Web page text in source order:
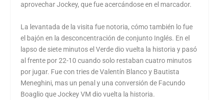
aprovechar Jockey, que fue acercándose en el marcador.
La levantada de la visita fue notoria, cómo también lo fue
el bajón en la desconcentración de conjunto Inglés. En el
lapso de siete minutos el Verde dio vuelta la historia y pasó
al frente por 22-10 cuando solo restaban cuatro minutos
por jugar. Fue con tries de Valentín Blanco y Bautista
Meneghini, mas un penal y una conversión de Facundo
Boaglio que Jockey VM dio vuelta la historia.